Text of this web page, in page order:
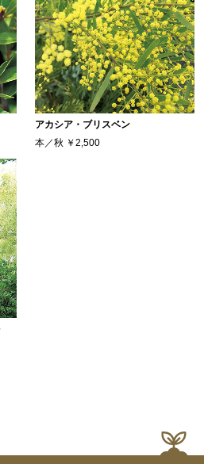
アカシア・ブリスベン
本／秋 ￥2,500